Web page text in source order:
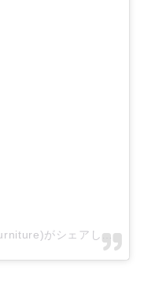
journal standard Furniture(@js_furniture)がシェアした投稿